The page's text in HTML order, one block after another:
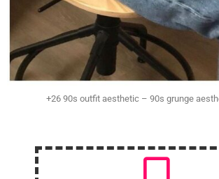
+26 90s outfit aesthetic – 90s grunge